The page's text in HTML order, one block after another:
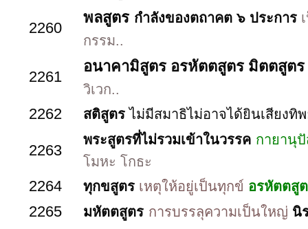
2260
พลสูตร กำลังของตถาคต ๖ ประการ
กรรม..
2261
อนาคามิสูตร อรหัตตสูตร มิตตสูตร
วิเวก..
2262 สติสูตรไม่มีสมาธิไม่อาจได้ยินเสียงทิ
2263
พระสูตรที่ไม่รวมเข้าในวรรค กายานุ
โมหะ โกธะ
2264 ทุกขสูตร เหตุให้อยู่เป็นทุกข์ อรหัตตสู
2265 มหัตตสูตร การบรรลุความเป็นใหญ่ นิ